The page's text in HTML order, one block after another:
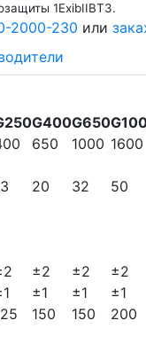
1ExibIIBT3.
2000-230 или
G400G650
650 1000 1600
20 32
50
±2 ±2
±2
±1 ±1
±1
150 150
200